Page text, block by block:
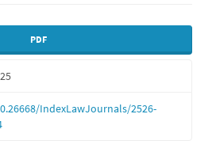
PDF
IndexLawJournals/2526-